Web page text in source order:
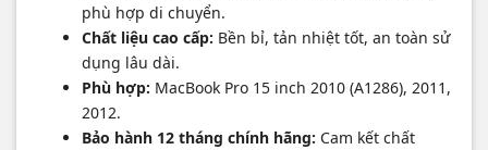
phù hợp di chuyển.
Chất liệu cao cấp: Bền bỉ, tản nhiệt tốt, an toàn sử
dụng lâu dài.
Phù hợp: MacBook Pro 15 inch 2010 (A1286), 2011,
2012.
Bảo hành 12 tháng chính hãng: Cam kết chất